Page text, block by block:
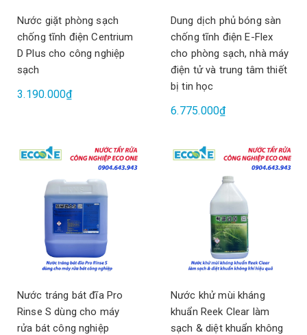
Nước giặt phòng sạch
chống tĩnh điện Centrium
D Plus cho công nghiệp
sạch
3.190.000₫
Dung dịch phủ bóng sàn
chống tĩnh điện E-Flex
cho phòng sạch, nhà máy
điện tử và trung tâm thiết
bị tin học
6.775.000₫
Nước tráng bát đĩa Pro
Rinse S dùng cho máy
rửa bát công nghiệp
Nước khử mùi kháng
khuẩn Reek Clear làm
sạch & diệt khuẩn không